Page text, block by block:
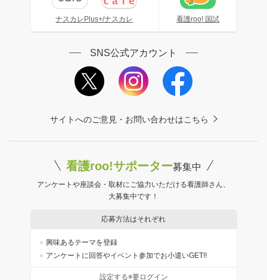
ナスカレPlus+/ナスカレ 看護roo! 国試
SNS公式アカウント
サイトへのご意見・お問い合わせはこちら
看護roo!サポーター募集中
アンケートや座談会・取材にご協力いただける看護師さん、
大募集中です！
応募方法はそれぞれ
興味あるテーマを登録
アンケートに回答やイベント参加でお小遣いGET!!
設定する※要ログイン